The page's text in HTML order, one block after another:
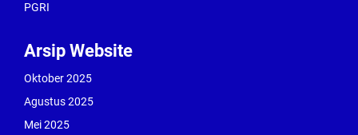
PGRI
Arsip Website
Oktober 2025
Agustus 2025
Mei 2025